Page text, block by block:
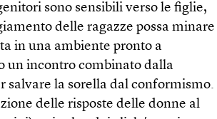
sono sensibili verso le figlie,
delle ragazze possa minare
in una ambiente pronto a
un incontro combinato dalla
salvare la sorella dal conformismo.
delle risposte delle donne al